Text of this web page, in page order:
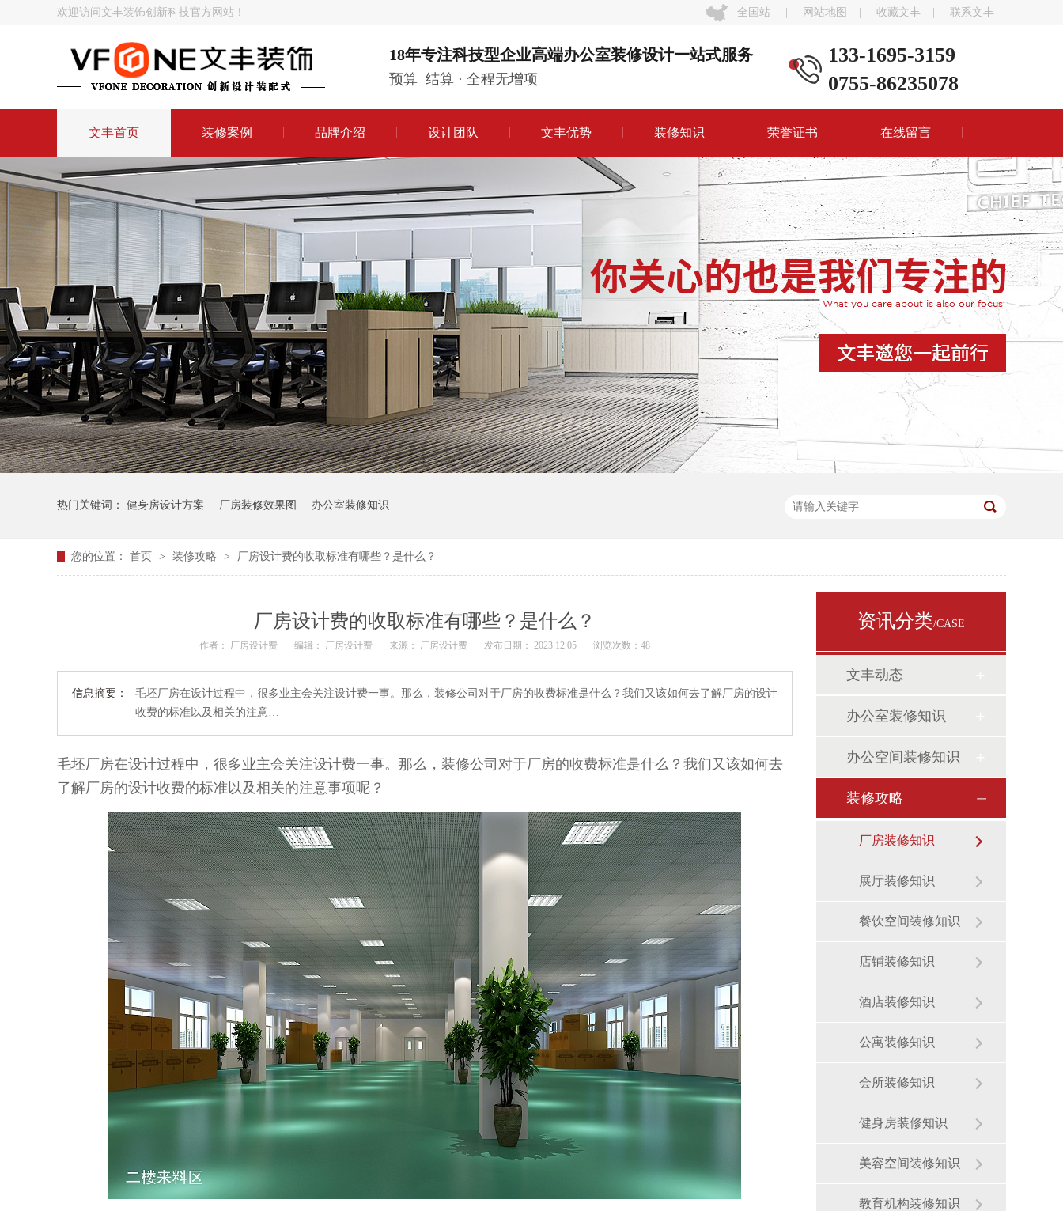
全国站 网站地图 收藏文丰 联系文丰
欢迎访问文丰装饰创新科技官方网站！
18年专注科技型企业高端办公室装修设计一站式服务
预算=结算 · 全程无增项
133-1695-3159
0755-86235078
文丰首页 装修案例 品牌介绍 设计团队 文丰优势 装修知识 荣誉证书 在线留言
热门关键词： 健身房设计方案 厂房装修效果图 办公室装修知识
您的位置： 首页 > 装修攻略 > 厂房设计费的收取标准有哪些？是什么？
厂房设计费的收取标准有哪些？是什么？
作者： 厂房设计费 编辑： 厂房设计费 来源： 厂房设计费 发布日期： 2023.12.05 浏览次数： 48
信息摘要：
毛坯厂房在设计过程中，很多业主会关注设计费一事。那么，装修公司对于厂房的收费标准是什么？我们又该如何去了解厂房的设计
收费的标准以及相关的注意…
毛坯厂房在设计过程中，很多业主会关注设计费一事。那么，装修公司对于厂房的收费标准是什么？我们又该如何去
了解厂房的设计收费的标准以及相关的注意事项呢？
资讯分类/CASE
文丰动态
办公室装修知识
办公空间装修知识
装修攻略
厂房装修知识
展厅装修知识
餐饮空间装修知识
店铺装修知识
酒店装修知识
公寓装修知识
会所装修知识
健身房装修知识
美容空间装修知识
教育机构装修知识